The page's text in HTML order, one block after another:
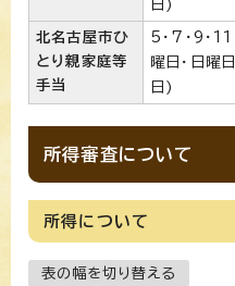
日)
北名古屋市ひ
とり親家庭等
手当
5・7・9・
曜日・日曜
日)
所得審査について
所得について
表の幅を切り替える